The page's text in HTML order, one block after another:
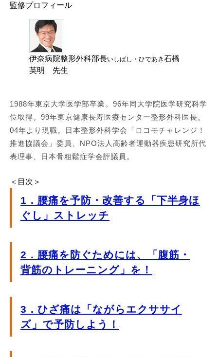
監修プロフィール
伊奈病院整形外科部長いしばし・ひであき 石橋
英明 先生
1988年東京大学医学部卒業。96年同大学院医学研究科学
位取得。99年東京健康長寿医療センター整形外科医長。
04年より現職。日本整形外科学会「ロコモチャレンジ！
推進協議会」委員、NPO法人高齢者運動器疾患研究所代
表理事、日本骨粗鬆症学会評議員。
＜目次＞
1．腰痛を予防・改善する「下半身ほ
ぐし」ストレッチ
2．腰痛を防ぐためには、「腹筋・
背筋のトレーニング」を！
3．ひざ痛は「ながらエクササイ
ズ」で予防しよう！